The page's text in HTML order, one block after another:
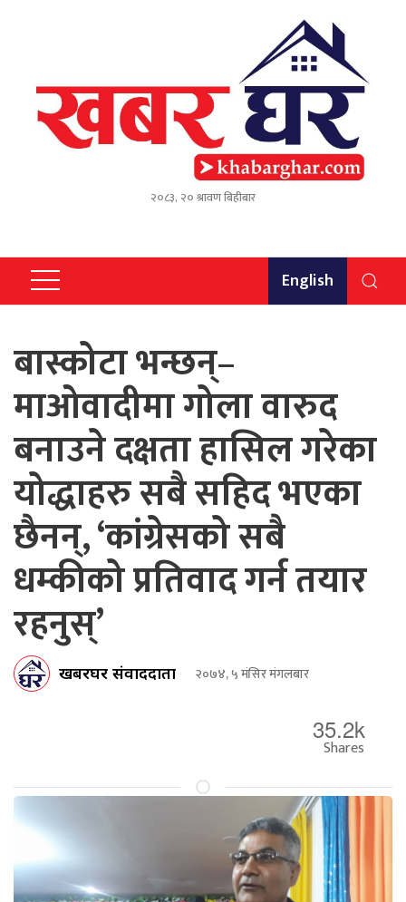
२०८३, २० श्रावण बिहीबार
English
बास्कोटा भन्छन्–
माओवादीमा गोला वारुद
बनाउने दक्षता हासिल गरेका
योद्धाहरु सबै सहिद भएका
छैनन्, ‘कांग्रेसको सबै
धम्कीको प्रतिवाद गर्न तयार
रहनुस्’
खबरघर संवाददाता २०७४, ५ मंसिर मंगलबार
35.2k
Shares